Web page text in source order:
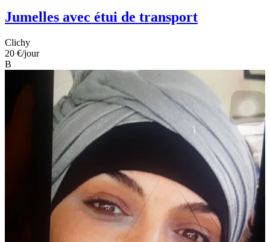
Jumelles avec étui de transport
Clichy
20 €/jour
B